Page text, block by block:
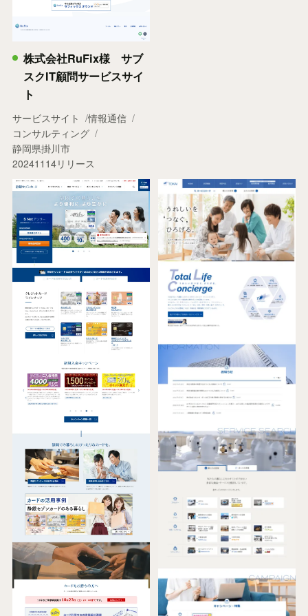
株式会社RuFix様 サブ
スクIT顧問サービスサイ
ト
サービスサイト
情報通信
コンサルティング
静岡県掛川市
20241114リリース